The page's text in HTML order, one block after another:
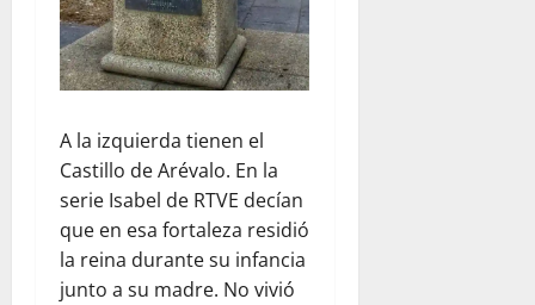
A la izquierda tienen el
Castillo de Arévalo. En la
serie Isabel de RTVE decían
que en esa fortaleza residió
la reina durante su infancia
junto a su madre. No vivió